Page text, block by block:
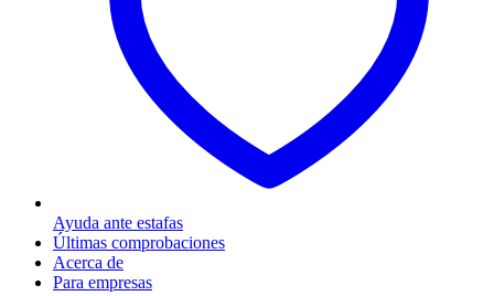
Ayuda ante estafas
Últimas comprobaciones
Acerca de
Para empresas